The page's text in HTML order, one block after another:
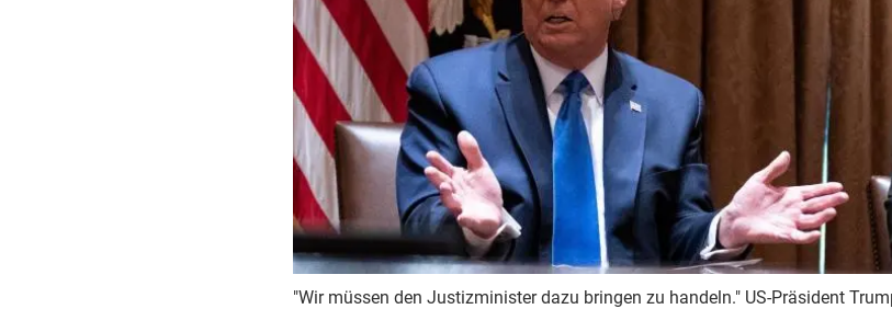
"Wir müssen den Justizminister dazu bringen zu handeln." US-Präsident